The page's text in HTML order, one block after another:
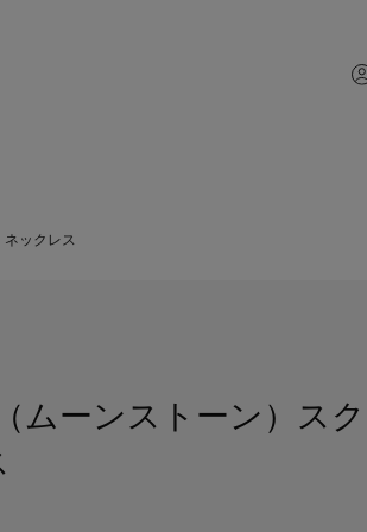
ックレス
ムーンストーン）ス